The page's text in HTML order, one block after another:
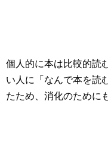
個人的に本は比較的読
い人に「なんで本を読
たため、消化のために